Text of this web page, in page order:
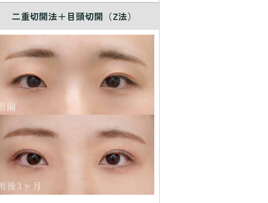
二重切開法＋目頭切開（Z法）